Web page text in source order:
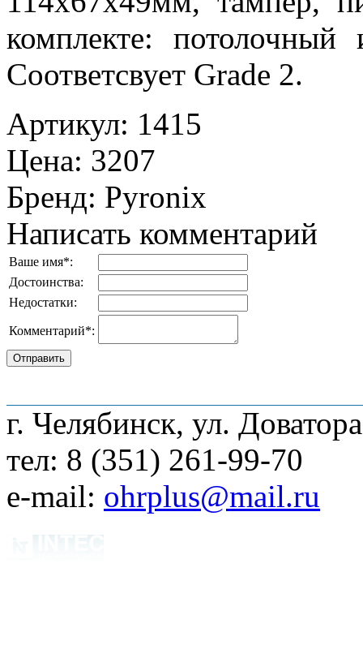
комплекте:
Соответсвует Grade 2.
Артикул: 1415
Цена: 3207
Бренд: Pyronix
Написать комментарий
Ваше имя*:
Достоинства:
Недостатки:
Комментарий*:
г. Челябинск, ул.
тел: 8 (351) 261-99-70
e-mail: ohrplus@mail.ru